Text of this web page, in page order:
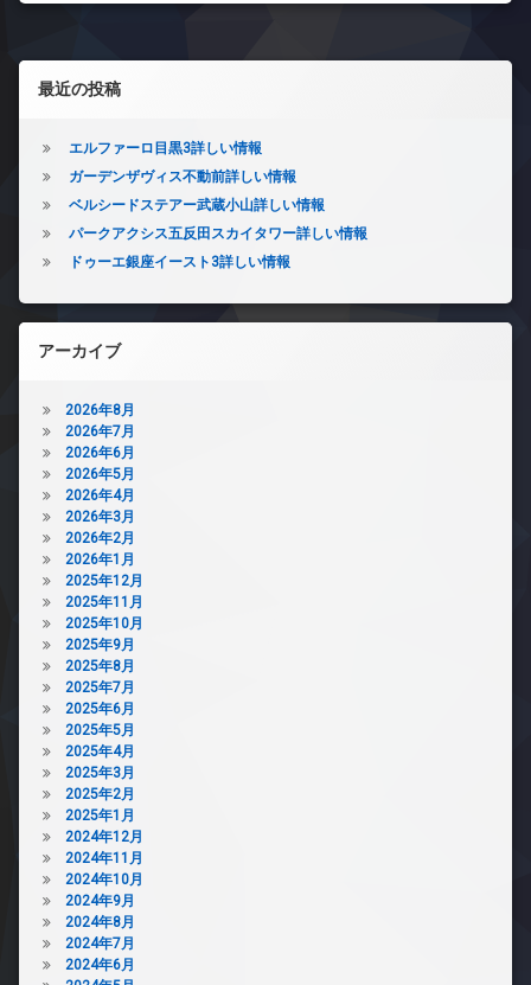
左サイドバー
最近の投稿
エルファーロ目黒3詳しい情報
ガーデンザヴィス不動前詳しい情報
ベルシードステアー武蔵小山詳しい情報
パークアクシス五反田スカイタワー詳しい情報
ドゥーエ銀座イースト3詳しい情報
アーカイブ
2026年8月
2026年7月
2026年6月
2026年5月
2026年4月
2026年3月
2026年2月
2026年1月
2025年12月
2025年11月
2025年10月
2025年9月
2025年8月
2025年7月
2025年6月
2025年5月
2025年4月
2025年3月
2025年2月
2025年1月
2024年12月
2024年11月
2024年10月
2024年9月
2024年8月
2024年7月
2024年6月